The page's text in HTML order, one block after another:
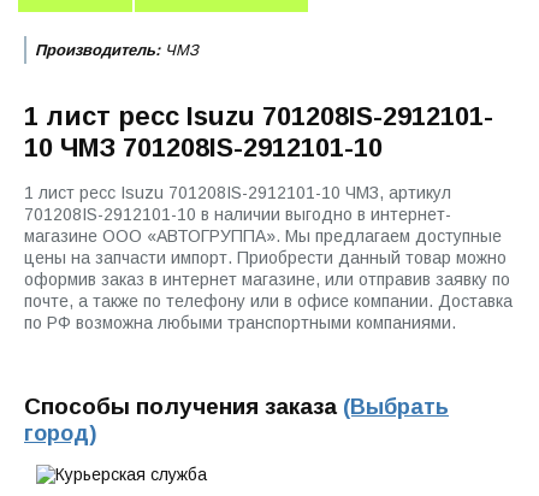
Производитель: ЧМЗ
1 лист ресс Isuzu 701208IS-2912101-
10 ЧМЗ 701208IS-2912101-10
1 лист ресс Isuzu 701208IS-2912101-10 ЧМЗ, артикул
701208IS-2912101-10 в наличии выгодно в интернет-
магазине ООО «АВТОГРУППА». Мы предлагаем доступные
цены на запчасти импорт. Приобрести данный товар можно
оформив заказ в интернет магазине, или отправив заявку по
почте, а также по телефону или в офисе компании. Доставка
по РФ возможна любыми транспортными компаниями.
Способы получения заказа (Выбрать
город)